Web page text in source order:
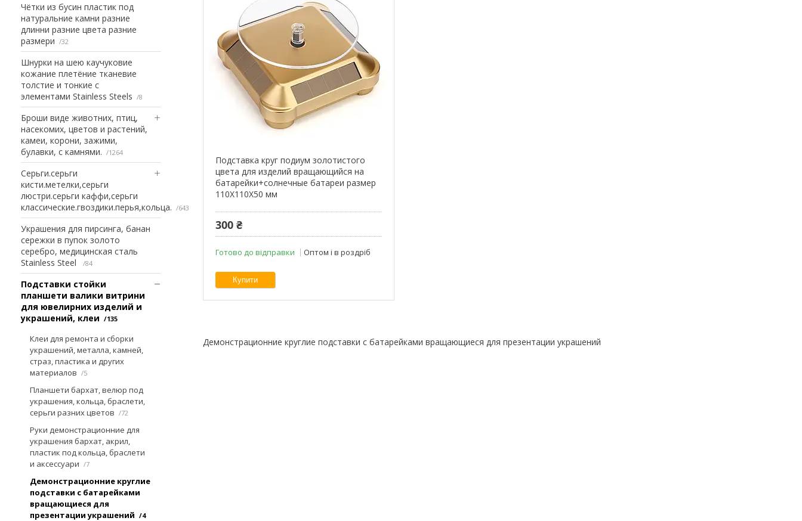
Чётки из бусин пластик под
натуральние камни разние
длинни разние цвета разние
размери
32
Шнурки на шею каучуковие
кожание плетёние тканевие
толстие и тонкие с
элементами Stainless Steels
8
Броши виде животних, птиц,
насекомих, цветов и растений,
камеи, корони, зажими,
булавки, с камнями.
1264
Серьги.серьги
кисти.метелки,серьги
люстри.серьги каффи,серьги
классические.гвоздики.перья,кольца.
643
Украшения для пирсинга, банан
сережки в пупок золото
серебро, медицинская сталь
Stainless Steel
84
Подставки стойки
планшети валики витрини
для ювелирних изделий и
украшений, клеи
135
Клеи для ремонта и сборки
украшений, металла, камней,
страз, пластика и других
материалов
5
Планшети бархат, велюр под
украшения, кольца, браслети,
серьги разних цветов
72
Руки демонстрационние для
украшения бархат, акрил,
пластик под кольца, браслети
и аксессуари
7
Демонстрационние круглие
подставки с батарейками
вращающиеся для
презентации украшений
4
Подставка круг подиум золотистого
цвета для изделий вращающийся на
батарейки+солнечные батареи размер
110Х110Х50 мм
300 ₴
Готово до відправки Оптом і в роздріб
Купити
Демонстрационние круглие подставки с батарейками вращающиеся для презентации украшений